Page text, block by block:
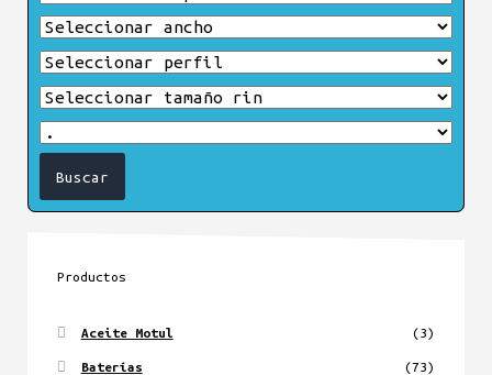
Productos
Aceite Motul (3)
Baterías (73)